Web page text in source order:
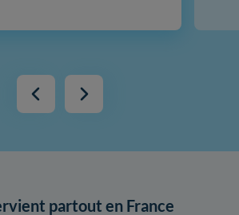
partout en France